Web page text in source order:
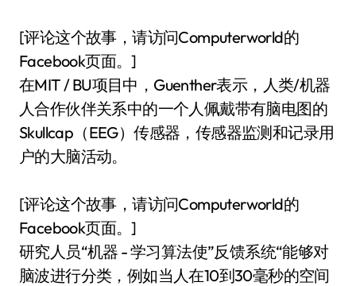
[评论这个故事，请访问Computerworld的
Facebook页面。]
在MIT / BU项目中，Guenther表示，人类/机器
人合作伙伴关系中的一个人佩戴带有脑电图的
Skullcap（EEG）传感器，传感器监测和记录用
户的大脑活动。
[评论这个故事，请访问Computerworld的
Facebook页面。]
研究人员“机器 - 学习算法使”反馈系统“能够对
脑波进行分类，例如当人在10到30毫秒的空间